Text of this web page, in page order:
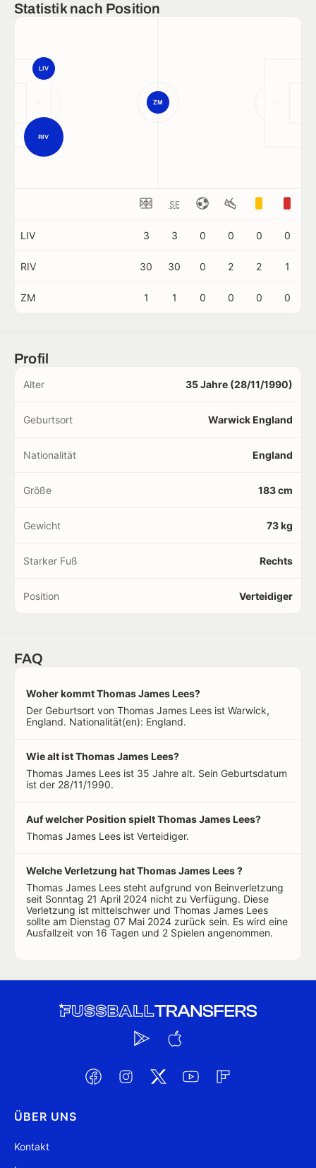
Statistik nach Position
RIV
LIV
ZM
SE
LIV 3 3 0 0 0 0
RIV 30 30 0 2 2 1
ZM 1 1 0 0 0 0
Profil
Alter 35 Jahre (28/11/1990)
Geburtsort Warwick England
Nationalität England
Größe 183 cm
Gewicht 73 kg
Starker Fuß Rechts
Position Verteidiger
FAQ
Woher kommt Thomas James Lees?
Der Geburtsort von Thomas James Lees ist Warwick,
England. Nationalität(en): England.
Wie alt ist Thomas James Lees?
Thomas James Lees ist 35 Jahre alt. Sein Geburtsdatum
ist der 28/11/1990.
Auf welcher Position spielt Thomas James Lees?
Thomas James Lees ist Verteidiger.
Welche Verletzung hat Thomas James Lees ?
Thomas James Lees steht aufgrund von Beinverletzung
seit Sonntag 21 April 2024 nicht zu Verfügung. Diese
Verletzung ist mittelschwer und Thomas James Lees
sollte am Dienstag 07 Mai 2024 zurück sein. Es wird eine
Ausfallzeit von 16 Tagen und 2 Spielen angenommen.
ÜBER UNS
Kontakt